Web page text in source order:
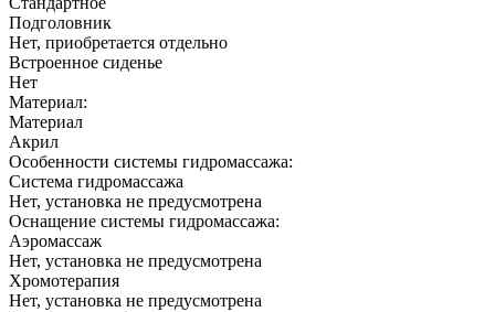
Подголовник
Нет, приобретается отдельно
Встроенное сиденье
Нет
Материал:
Материал
Акрил
Особенности системы гидромассажа:
Система гидромассажа
Нет, установка не предусмотрена
Оснащение системы гидромассажа:
Аэромассаж
Нет, установка не предусмотрена
Хромотерапия
Нет, установка не предусмотрена